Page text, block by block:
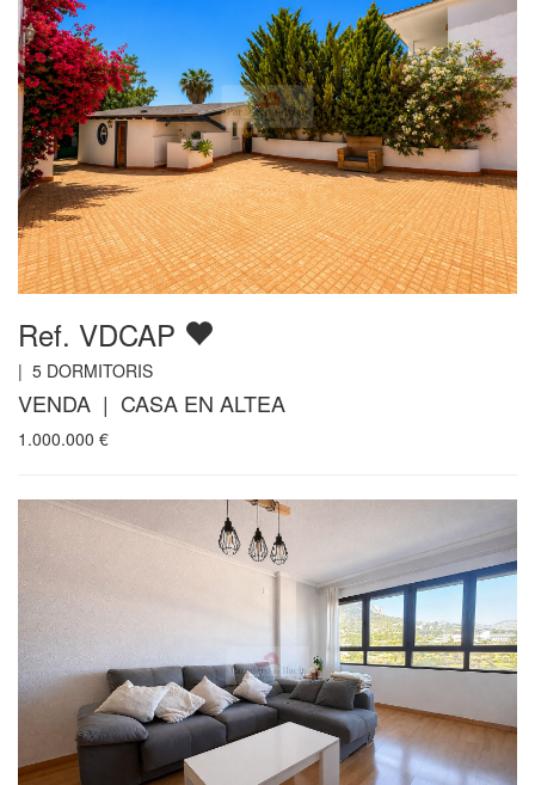
Ref. VDCAP
| 5 DORMITORIS
VENDA | CASA EN ALTEA
1.000.000 €